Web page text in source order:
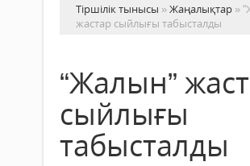
Тіршілік тынысы »Жаңалықтар »
жастар сыйлығы табысталды
“Жалын”
сыйлығы
табысталды